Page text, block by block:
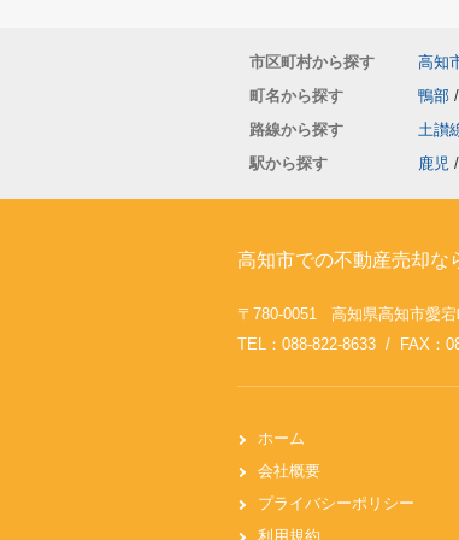
市区町村から探す 高知
町名から探す
鴨部 /
路線から探す
土讃
駅から探す
鹿児 /
高知市での不動産売却な
〒780-0051 高知県高知市愛宕
TEL：088-822-8633 / FAX：
ホーム
会社概要
プライバシーポリシー
利用規約